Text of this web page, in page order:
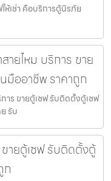
ห้เช่า คือบริการตู้นิรภัย
ายไหม บริการ ขาย
มืออาชีพ ราคาถูก
าร ขายตู้เซฟ รับติดตั้งตู้เซฟ
รับ
ายตู้เซฟ รับติดตั้งตู้
ก